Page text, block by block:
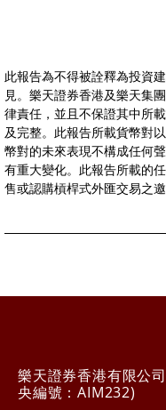
此報告為不得被詮釋為投資
見。樂天證券香港及樂天集
律責任，並且不保證其中所
及完整。此報告所載貨幣對
幣對的未來表現不構成任何
有重大變化。此報告所載的
售或認購槓桿式外匯交易之邀
樂天證券香港有限公
央編號：AIM232)